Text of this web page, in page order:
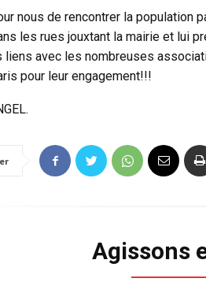
nous de rencontrer la population
les rues jouxtant la mairie et lui
avec les nombreuses
pour leur engagement!!!
Agissons